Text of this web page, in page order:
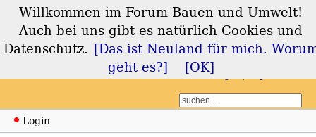
Forum Bauen und
Umwelt
Login
Willkommen im Forum Bauen und Umwelt!
Auch bei uns gibt es natürlich Cookies und
Datenschutz. [Das ist Neuland für mich.
geht es?]
[OK]